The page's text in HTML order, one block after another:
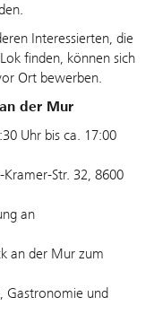
Interessierten, die
finden, können sich
Ort bewerben.
der Mur
Uhr bis ca. 17:00
Str. 32, 8600
an
an der Mur zum
Gastronomie und